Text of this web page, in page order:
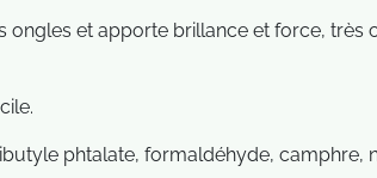
ongles et apporte brillance et force,
phtalate, formaldéhyde, camphre,